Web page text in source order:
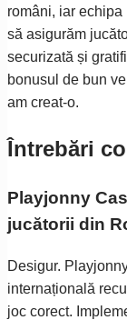
români, iar
să asigurăm
securizată și
bonusul de bun
am creat-o.
Întrebări
Playjonny
jucătorii din
Desigur.
internațională
joc corect.